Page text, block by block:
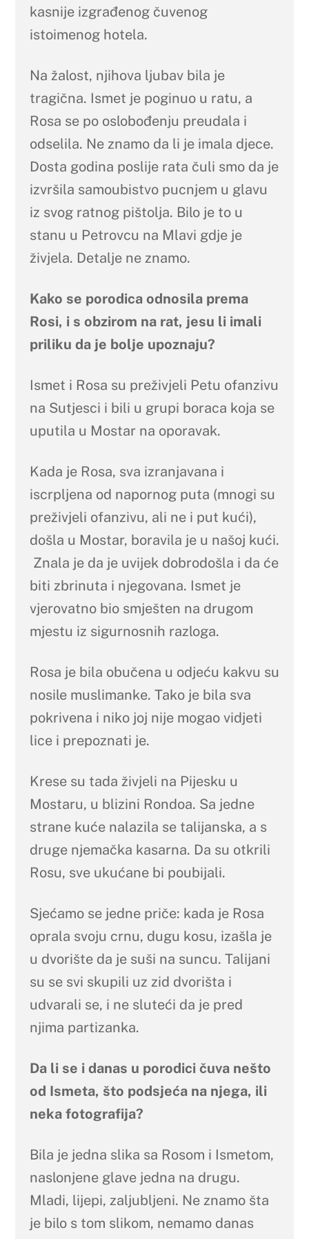
kasnije izgrađenog čuvenog
istoimenog hotela.
Na žalost, njihova ljubav bila je
tragična. Ismet je poginuo u ratu, a
Rosa se po oslobođenju preudala i
odselila. Ne znamo da li je imala djece.
Dosta godina poslije rata čuli smo da je
izvršila samoubistvo pucnjem u glavu
iz svog ratnog pištolja. Bilo je to u
stanu u Petrovcu na Mlavi gdje je
živjela. Detalje ne znamo.
Kako se porodica odnosila prema
Rosi, i s obzirom na rat, jesu li imali
priliku da je bolje upoznaju?
Ismet i Rosa su preživjeli Petu ofanzivu
na Sutjesci i bili u grupi boraca koja se
uputila u Mostar na oporavak.
Kada je Rosa, sva izranjavana i
iscrpljena od napornog puta (mnogi su
preživjeli ofanzivu, ali ne i put kući),
došla u Mostar, boravila je u našoj kući.
Znala je da je uvijek dobrodošla i da će
biti zbrinuta i njegovana. Ismet je
vjerovatno bio smješten na drugom
mjestu iz sigurnosnih razloga.
Rosa je bila obučena u odjeću kakvu su
nosile muslimanke. Tako je bila sva
pokrivena i niko joj nije mogao vidjeti
lice i prepoznati je.
Krese su tada živjeli na Pijesku u
Mostaru, u blizini Rondoa. Sa jedne
strane kuće nalazila se talijanska, a s
druge njemačka kasarna. Da su otkrili
Rosu, sve ukućane bi poubijali.
Sjećamo se jedne priče: kada je Rosa
oprala svoju crnu, dugu kosu, izašla je
u dvorište da je suši na suncu. Talijani
su se svi skupili uz zid dvorišta i
udvarali se, i ne sluteći da je pred
njima partizanka.
Da li se i danas u porodici čuva nešto
od Ismeta, što podsjeća na njega, ili
neka fotografija?
Bila je jedna slika sa Rosom i Ismetom,
naslonjene glave jedna na drugu.
Mladi, lijepi, zaljubljeni. Ne znamo šta
je bilo s tom slikom, nemamo danas